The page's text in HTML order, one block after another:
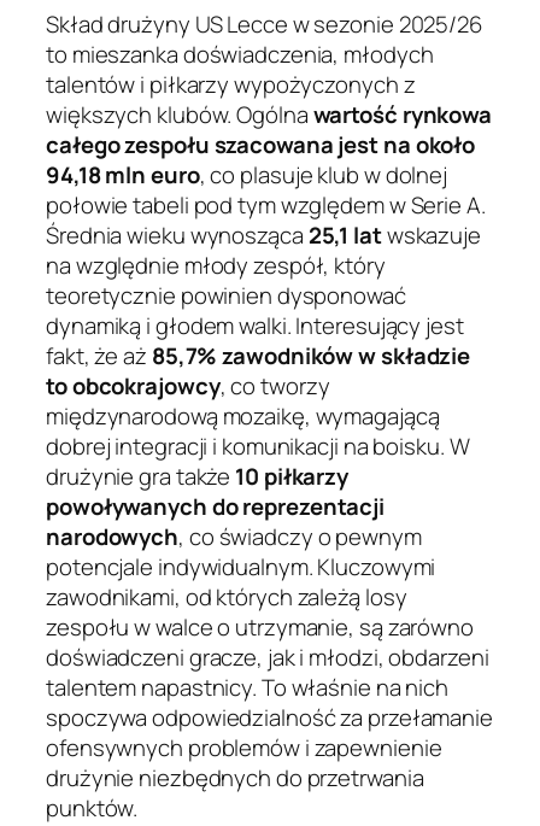
Skład drużyny US Lecce w sezonie 2025/26
to mieszanka doświadczenia, młodych
talentów i piłkarzy wypożyczonych z
większych klubów. Ogólnawartość rynkowa
całego zespołu szacowana jest na około
94,18 mln euro, co plasuje klub w dolnej
połowie tabeli pod tym względem w Serie A.
Średnia wieku wynosząca 25,1 latwskazuje
na względnie młody zespół, który
teoretycznie powinien dysponować
dynamiką i głodem walki. Interesujący jest
fakt, że aż 85,7% zawodników w składzie
to obcokrajowcy, co tworzy
międzynarodową mozaikę, wymagającą
dobrej integracji i komunikacji na boisku. W
drużynie gra także 10 piłkarzy
powoływanych do reprezentacji
narodowych, co świadczy o pewnym
potencjale indywidualnym. Kluczowymi
zawodnikami, od których zależą losy
zespołu w walce o utrzymanie, są zarówno
doświadczeni gracze, jak i młodzi, obdarzeni
talentem napastnicy. To właśnie na nich
spoczywa odpowiedzialność za przełamanie
ofensywnych problemów i zapewnienie
drużynie niezbędnych do przetrwania
punktów.